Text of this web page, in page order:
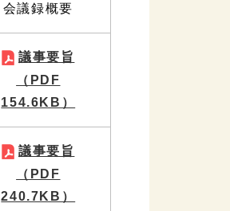
会議録概要
議事要旨
（PDF
154.6KB）
議事要旨
（PDF
240.7KB）